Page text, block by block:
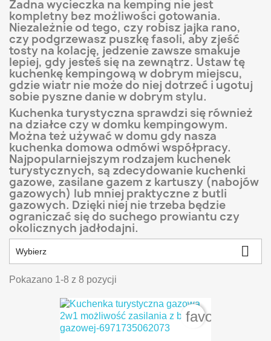
Żadna wycieczka na kemping nie jest
kompletny bez możliwości gotowania.
Niezależnie od tego, czy robisz jajka rano,
czy podgrzewasz puszkę fasoli, aby zjeść
tosty na kolację, jedzenie zawsze smakuje
lepiej, gdy jesteś się na zewnątrz. Ustaw tę
kuchenkę kempingową w dobrym miejscu,
gdzie wiatr nie może do niej dotrzeć i ugotuj
sobie pyszne danie w dobrym stylu.
Kuchenka turystyczna sprawdzi się również
na działce czy w domku kempingowym.
Można też używać w domu gdy nasza
kuchenka domowa odmówi współpracy.
Najpopularniejszym rodzajem kuchenek
turystycznych, są zdecydowanie kuchenki
gazowe, zasilane gazem z kartuszy (nabojów
gazowych) lub mniej praktyczne z butli
gazowych. Dzięki niej nie trzeba będzie
ograniczać się do suchego prowiantu czy
okolicznych jadłodajni.
Wybierz 
Pokazano 1-8 z 8 pozycji